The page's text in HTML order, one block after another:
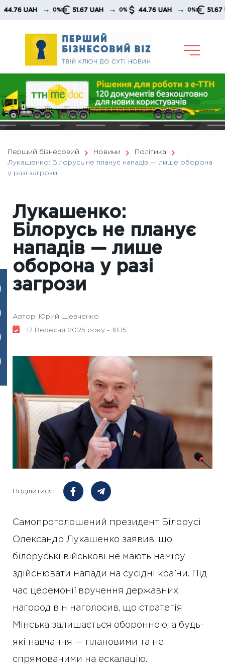
Skip
→ 0% 51.67 UAH → 0% 44.76 UAH → 0% 51.67 UAH
Перший бізнесовий Новини
Політика
Лукашенко: Білорусь не планує нападів — лише оборона
у разі загрози
Лукашенко:
Білорусь не планує
нападів — лише
оборона у разі
загрози
Автор: Юрий Шевченко
17 Вересня 2025 року - 18:15
Поділитися:
Самопроголошений президент Білорусі
Олександр Лукашенко заявив, що
білоруські військові не мають наміру
здійснювати напади на сусідні країни. Під
час церемонії вручення державних
нагород він наголосив, що стратегія
Мінська залишається оборонною, а будь-
які навчання — плановими та не
спрямованими на ескалацію.